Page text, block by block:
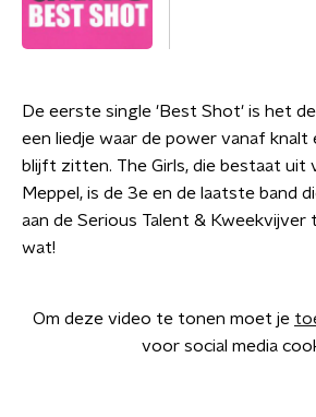
De eerste single 'Best Shot' is het
een liedje waar de power vanaf knalt
blijft zitten. The Girls, die bestaat uit
Meppel, is de 3e en de laatste band
aan de Serious Talent &
wat!
Om deze video te tonen moet je
voor social media